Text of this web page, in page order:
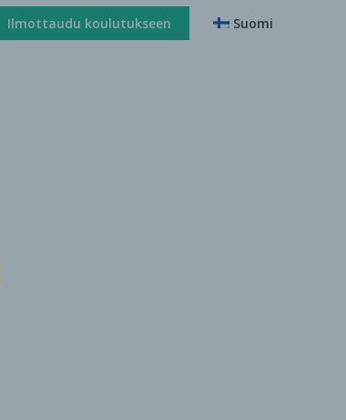
Ilmottaudu koulutukseen Suomi